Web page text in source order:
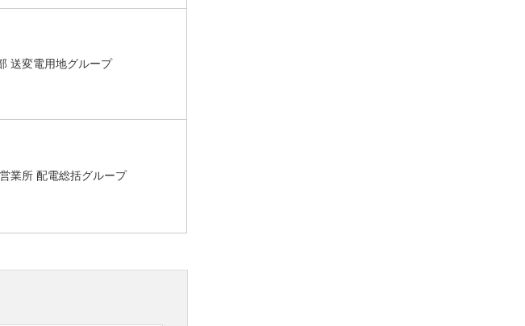
送変電用地グループ
業所 配電総括グループ